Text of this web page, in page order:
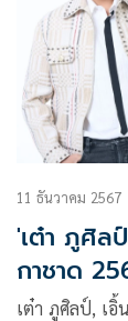
11 ธันวาคม 2567
'เต๋า ภูศิล
กาชาด
เต๋า ภูศิลป์, เ